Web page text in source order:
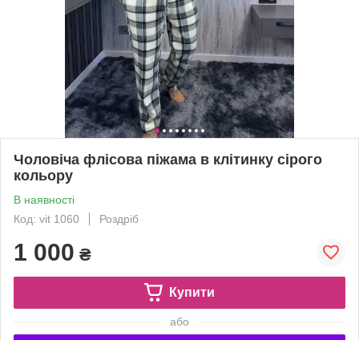
Чоловіча флісова піжама в клітинку сірого
кольору
В наявності
Код: vit 1060
Роздріб
1 000 ₴
Купити
або